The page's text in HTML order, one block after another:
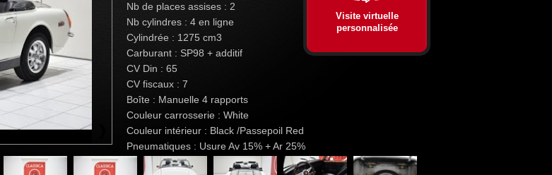
Nb de places assises : 2
Nb cylindres : 4 en ligne
Cylindrée : 1275 cm3
Carburant : SP98 + additif
CV Din : 65
CV fiscaux : 7
Boîte : Manuelle 4 rapports
Couleur carrosserie : White
Couleur intérieur : Black /Passepoil Red
Pneumatiques : Usure Av 15% + Ar 25%
Visite virtuelle
personnalisée